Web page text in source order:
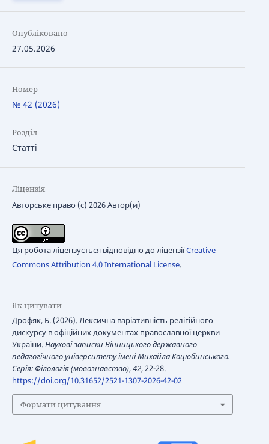
Опубліковано
27.05.2026
Номер
№ 42 (2026)
Розділ
Статті
Ліцензія
Авторське право (c) 2026 Автор(и)
Ця робота ліцензується відповідно до ліцензіїCreative
Commons Attribution 4.0 International License.
Як цитувати
Дрофяк, Б. (2026). Лексична варіативність релігійного
дискурсу в офіційних документах православної церкви
України.Наукові записки Вінницького державного
педагогічного університету імені Михайла Коцюбинського.
Серія: Філологія (мовознавство),42, 22-28.
https://doi.org/10.31652/2521-1307-2026-42-02
Формати цитування